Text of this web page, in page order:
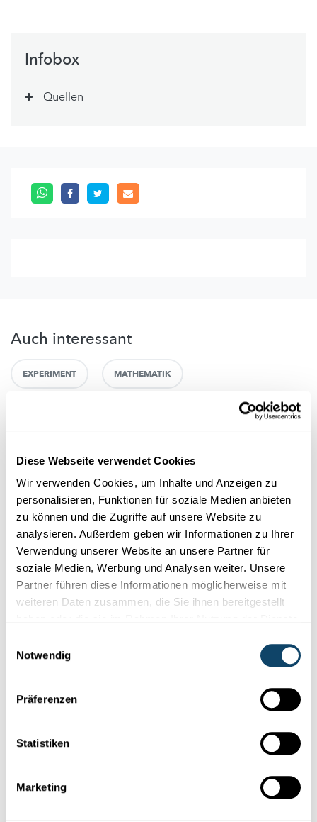
Diese Webseite verwendet Cookies
Wir verwenden Cookies, um Inhalte und Anzeigen zu
personalisieren, Funktionen für soziale Medien anbieten
zu können und die Zugriffe auf unsere Website zu
analysieren. Außerdem geben wir Informationen zu Ihrer
Verwendung unserer Website an unsere Partner für
soziale Medien, Werbung und Analysen weiter. Unsere
Partner führen diese Informationen möglicherweise mit
weiteren Daten zusammen, die Sie ihnen bereitgestellt
Notwendig
Präferenzen
Statistiken
Marketing
Infobox
Quellen
Auch interessant
EXPERIMENT MATHEMATIK
Experimentieren
ENERGIE DER SONNE
FNR